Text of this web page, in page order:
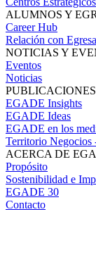
ALUMNOS Y
Career Hub
Relación con
NOTICIAS Y
Eventos
Noticias
EGADE Insights
EGADE Ideas
EGADE en los
Territorio Negocios
ACERCA DE
Propósito
Sostenibilidad e
EGADE 30
Contacto